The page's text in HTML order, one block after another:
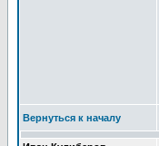
Вернуться к началу